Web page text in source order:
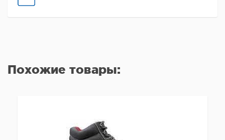
Похожие товары: